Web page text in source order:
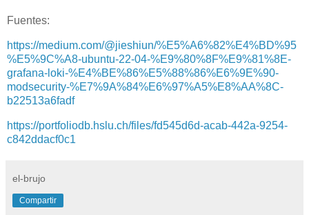
Fuentes:
https://medium.com/@jieshiun/%E5%A6%82%E4%BD%95
%E5%9C%A8-ubuntu-22-04-%E9%80%8F%E9%81%8E-
grafana-loki-%E4%BE%86%E5%88%86%E6%9E%90-
modsecurity-%E7%9A%84%E6%97%A5%E8%AA%8C-
b22513a6fadf
https://portfoliodb.hslu.ch/files/fd545d6d-acab-442a-9254-
c842ddacf0c1
el-brujo
Compartir